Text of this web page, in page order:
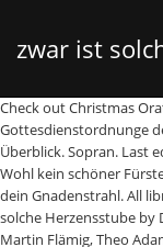
zwar ist
Check out Christmas Oratorio, BWV 248, Part V: XI. Hier finden Sie die Gottesdienstordnunge der Gemeindeteile St. Felizitas und St. Dionysius im Überblick. Sopran. Last edited by Pietro Lignola on Thu, 12/03/2020 - 15:34. Wohl kein schöner Fürstensaal, Sondern eine finstre Grube; Doch, sobald dein Gnadenstrahl. All libretti sourced from Neue Bach-Ausgabe. Zwar ist solche Herzensstube by Dresdner Kreuzchor, Dresdner Philharmonie, Martin Flämig, Theo Adam, Peter Schreier, Arleen Auger & Annelies Burmeister on Amazon Music. Wohl kein schöner Fürstensaal, Sondern eine finstre Grube; Doch, sobald dein Gnadenstrahl. Entdecken Sie Choral: Zwar ist solche Herzensstube von Fun Horns ChoralConcert bei Amazon Music. 1 Afspilning. Zwar ist solche Herzensstube. Se alle spillede titler med Stephen … SENEST SPILLET. Einzelstimmen / Parts + Downloads . NEU. D major with a G♯) with its characteristic bright and diaphanous quality. … 5: Zwar ist solche Herzensstube (Live) Chor des Bayerischen Rundfunks. 12:15; Spillet i P2 Koncerten, 14. januar 2018 kl. Oeuvre(s) liée(s) Oratorio de Noël BWV 248 ( Johann Sebastian … Stream ad-free or purchase CD's and MP3s now on Amazon.com. The Lamb | Stephen Layton: 1 Afspilning. Aus dem Album Weihnachts Oratorium/Christmas Oratorio (J.S.Bach) 1. Zuletzt von Pietro Lignola am Do, 12/03/2020 - 15:34 bearbeitet. Kanaler der spiller Juleoratoriet BWV 248, Zwar ist solche Herzensstube. Italienisch Übersetzung Italienisch. To enjoy Prime Music, go to Your … Neue Ausgabe sämtlicher Werke, published by the Johann-Sebastian-Bach-Institut Göttingen … Check out Christmas Oratorio, BWV 248: Chorale: Zwar ist solche Herzensstube (Chorus) by Gächinger Kantorei Stuttgart on Amazon Music. 00:05; Spillet i P2 Koncerten, 11. januar 2018 kl. 0:59 Jetzt anhören Kaufen: EUR 1,29 Im MP3-Einkaufswagen MP3-Einkaufswagen anzeigen Verkauf durch Amazon Digital Germany GmbH. Werbefrei streamen oder als CD und MP3 kaufen bei Amazon.de. Choeur et Orchestre des Arts Florissants. Choral "Zwar ist solche Herzensstube" Songtext von Fritz Wunderlich mit Lyrics, deutscher Übersetzung, Musik … October 1993 EUR 1,29 (Alle Preisangaben inkl. Entdecke mehr als 56 Millionen Songs, Tausende Hörbücher, Hörspiele und Podcasts, erstelle deine eigenen … Check out Weihnachtsoratorium, BWV 248, Part 5: "Zwar ist solche Herzensstube" (Chorus) by Elly Ameling/Dame Janet Baker/Robert Tear/Dietrich Fischer-Dieskau/Choir of King's College, Cambridge/Academy of St Martin-in-the-Fields/Sir Philip Ledger on Amazon Music. Weihnachts-Oratorium, BWV 248: Teil V, LIII. : Christmas Oratorio. Aufgrund der COVID19-Pandemie ist ein Besuch der Gottesdienste nur nach vorheriger Anmeldung möglich. Compositeur(s) Johann Sebastian BACH. Chorale: Zwar ist solche Herzensstube: Weihnachts Oratorium. In denselben nur wird blinken, Wird es voller Sonnen dünken. Zwar ist solche Herzensstube. 53 Choral: "Zwar ist solche Herzensstube" by English Baroque Soloists and John Eliot Gardiner and The Monteverdi Choir on Amazon Music. Original German Lyrics (Source: Johann Franck, 1655) Zwar ist solche Herzensstube Wohl kein schöner Fürstensaal, Sondern eine finstre Grube; Doch, sobald dein Gnadenstrahl In denselben nur wird blinken, Wird es voller Sonnen dünken. Ca khúc No.53 Choral: "Zwar Ist Solche Herzensstube" do ca sĩ RIAS Kammerchor, Berliner Motettenchor, Berliner Philharmoniker, V.A thể hiện, thuộc thể loại Không Lời.Các bạn có thể nghe, download (tải nhạc) bài hát no.53 choral: zwar ist solche